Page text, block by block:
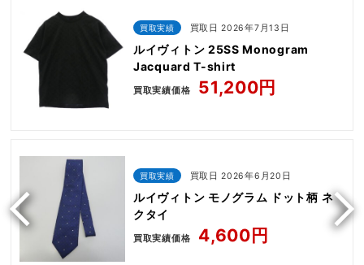
買取実績 買取日 2026年7月13日
ルイヴィトン 25SS Monogram
Jacquard T-shirt
買取実績価格 51,200円
買取実績 買取日 2026年6月20日
ルイヴィトン モノグラム ドット柄 ネ
クタイ
買取実績価格 4,600円